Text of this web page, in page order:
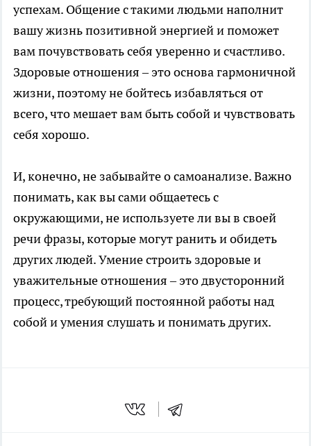
успехам. Общение с такими людьми наполнит
вашу жизнь позитивной энергией и поможет
вам почувствовать себя уверенно и счастливо.
Здоровые отношения – это основа гармоничной
жизни, поэтому не бойтесь избавляться от
всего, что мешает вам быть собой и чувствовать
себя хорошо.
И, конечно, не забывайте о самоанализе. Важно
понимать, как вы сами общаетесь с
окружающими, не используете ли вы в своей
речи фразы, которые могут ранить и обидеть
других людей. Умение строить здоровые и
уважительные отношения – это двусторонний
процесс, требующий постоянной работы над
собой и умения слушать и понимать других.